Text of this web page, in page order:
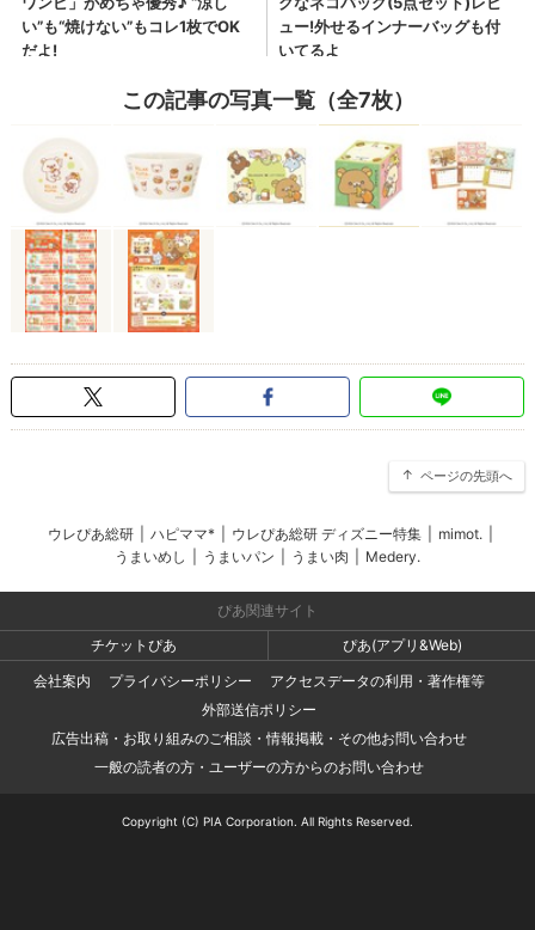
この記事の写真一覧（全7枚）
ページの先頭へ
ウレぴあ総研 ハピママ* ウレぴあ総研 ディズニー特集 mimot.
うまいめし
うまいパン うまい肉 Medery.
ぴあ関連サイト
チケットぴあ
ぴあ(アプリ&Web)
会社案内
プライバシーポリシー
アクセスデータの利用・著作権等
外部送信ポリシー
広告出稿・お取り組みのご相談・情報掲載・その他お問い合わせ
一般の読者の方・ユーザーの方からのお問い合わせ
Copyright (C) PIA Corporation. All Rights Reserved.